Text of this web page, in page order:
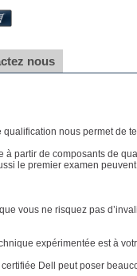
nous
qualification nous permet de
à partir de composants de
le premier examen
vous ne risquez pas
expérimentée est à
certifiée Dell peut poser